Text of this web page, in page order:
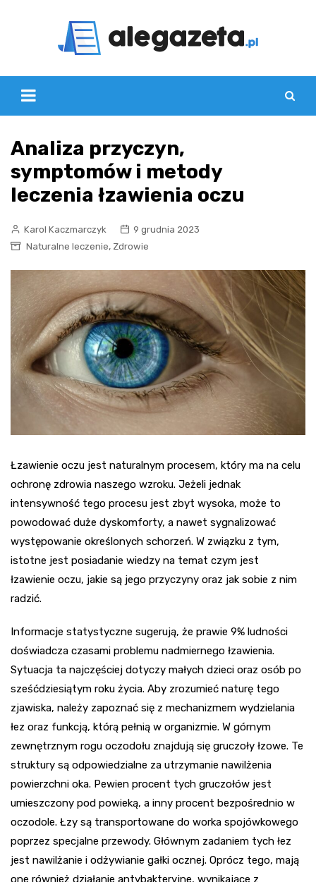
Analiza przyczyn,
symptomów i metody
leczenia łzawienia oczu
Karol Kaczmarczyk
9 grudnia 2023
Naturalne leczenie, Zdrowie
Łzawienie oczu jest naturalnym procesem, który ma na celu
ochronę zdrowia naszego wzroku. Jeżeli jednak
intensywność tego procesu jest zbyt wysoka, może to
powodować duże dyskomforty, a nawet sygnalizować
występowanie określonych schorzeń. W związku z tym,
istotne jest posiadanie wiedzy na temat czym jest
łzawienie oczu, jakie są jego przyczyny oraz jak sobie z nim
radzić.
Informacje statystyczne sugerują, że prawie 9% ludności
doświadcza czasami problemu nadmiernego łzawienia.
Sytuacja ta najczęściej dotyczy małych dzieci oraz osób po
sześćdziesiątym roku życia. Aby zrozumieć naturę tego
zjawiska, należy zapoznać się z mechanizmem wydzielania
łez oraz funkcją, którą pełnią w organizmie. W górnym
zewnętrznym rogu oczodołu znajdują się gruczoły łzowe. Te
struktury są odpowiedzialne za utrzymanie nawilżenia
powierzchni oka. Pewien procent tych gruczołów jest
umieszczony pod powieką, a inny procent bezpośrednio w
oczodole. Łzy są transportowane do worka spojówkowego
poprzez specjalne przewody. Głównym zadaniem tych łez
jest nawilżanie i odżywianie gałki ocznej. Oprócz tego, mają
one również działanie antybakteryjne, wynikające z